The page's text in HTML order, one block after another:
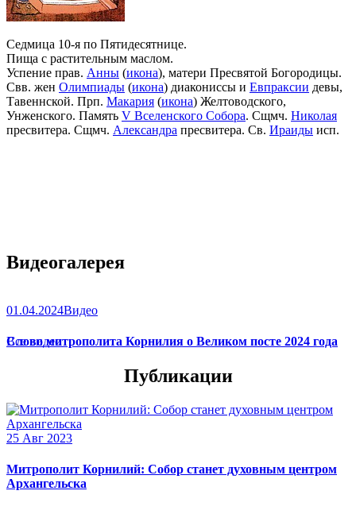
Седмица 10-я по Пятидесятнице.
Пища с растительным маслом.
Успение прав. Анны (икона), матери Пресвятой Богородицы.
Свв. жен Олимпиады (икона) диакониссы и Евпраксии девы,
Тавеннской. Прп. Макария (икона) Желтоводского,
Унженского. Память V Вселенского Собора. Сщмч. Николая
пресвитера. Сщмч. Александра пресвитера. Св. Ираиды исп.
Видеогалерея
01.04.2024Видео
Слово митрополита Корнилия о Великом посте 2024 года
Все видео
Публикации
25 Авг 2023
Митрополит Корнилий: Собор станет духовным центром
Архангельска